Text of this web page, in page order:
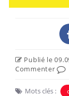
Publié le
Commenter
Mots clés :